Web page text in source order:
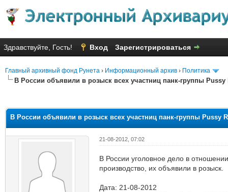
Здравствуйте, Гость! Вход Зарегистрироваться
Главный архивный фонд Рунета › Информационный архив › Политика
В России объявили в розыск всех участниц панк-группы Pussy
В России объявили в розыск всех участниц панк-группы Pussy
21-08-2012, 07:02
В России уголовное дело в
производство, их объявили в розыск.
Дата: 21-08-2012